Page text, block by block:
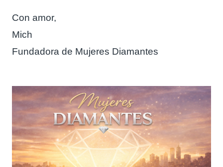
Con amor,
Mich
Fundadora de Mujeres Diamantes